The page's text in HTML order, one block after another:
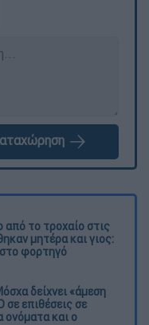
από το τροχαίο στις
μητέρα και γιος:
φορτηγό
δείχνει «άμεση
επιθέσεις σε
και ο